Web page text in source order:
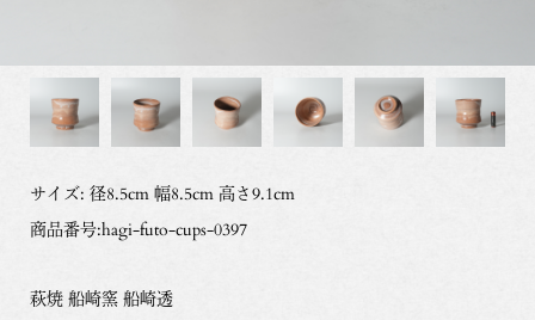
サイズ: 径8.5cm 幅8.5cm 高さ9.1cm
商品番号:hagi-futo-cups-0397
萩焼 船崎窯 船崎透